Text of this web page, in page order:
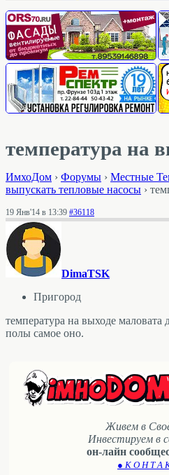
температура на
ИмхоДом › Форумы › Местные
выпускать тепловые насосы ›
19 Янв'14 в 13:39 #36118
DimaTSK
Пригород
температура на выходе маловата
полы самое оно.
Живем в
Инвестируем в
он-лайн
● К О Н Т А